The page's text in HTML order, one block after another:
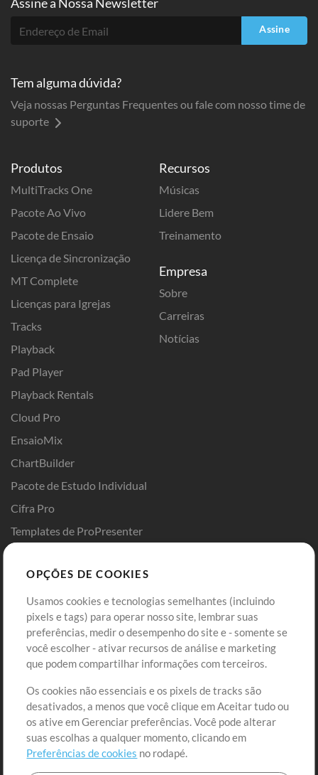
Produtos
MultiTracks One
Pacote Ao Vivo
Pacote de Ensaio
Licença de Sincronização
MT Complete
Licenças para Igrejas
Tracks
Playback
Pad Player
Playback Rentals
Cloud Pro
EnsaioMix
ChartBuilder
Pacote de Estudo Individual
Cifra Pro
Templates de ProPresenter
Recursos
Músicas
Lidere Bem
Treinamento
Empresa
Sobre
Carreiras
Notícias
Comprar Créditos
Conteúdo Grátis
Solicite uma Música
Extras
Sessões
Envie seu conteúdo
Playlist
Entre
Cadastre-se
Ir ao carrinho
Assine
Tem alguma dúvida?
Veja nossas Perguntas Frequentes ou fale com nosso time de
suporte
OPÇÕES DE COOKIES
Usamos cookies e tecnologias semelhantes (incluindo
pixels e tags) para operar nosso site, lembrar suas
preferências, medir o desempenho do site e - somente se
você escolher - ativar recursos de análise e marketing
que podem compartilhar informações com terceiros.
Os cookies não essenciais e os pixels de tracks são
desativados, a menos que você clique em Aceitar tudo ou
os ative em Gerenciar preferências. Você pode alterar
suas escolhas a qualquer momento, clicando em
Preferências de cookies no rodapé.